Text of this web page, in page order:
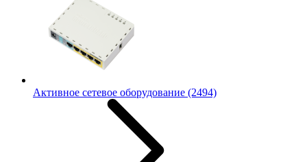
Активное сетевое оборудование (2494)